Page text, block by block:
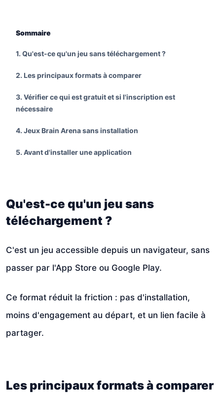
Sommaire
1. Qu'est-ce qu'un jeu sans téléchargement ?
2. Les principaux formats à comparer
3. Vérifier ce qui est gratuit et si l'inscription est
nécessaire
4. Jeux Brain Arena sans installation
5. Avant d'installer une application
Qu'est-ce qu'un jeu sans
téléchargement ?
C'est un jeu accessible depuis un navigateur, sans
passer par l'App Store ou Google Play.
Ce format réduit la friction : pas d'installation,
moins d'engagement au départ, et un lien facile à
partager.
Les principaux formats à comparer